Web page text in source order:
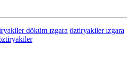
döküm ızgara öztiryakiler ızgara